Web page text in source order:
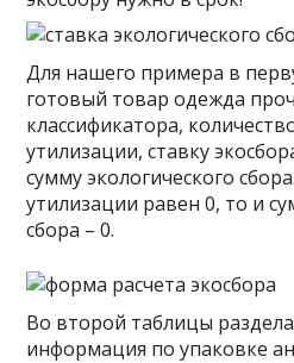
Для нашего примера в
готовый товар одежда
классификатора,
утилизации, ставку
сумму экологического
утилизации равен 0, то и
сбора – 0.
Во второй таблицы раздела
информация по упаковке